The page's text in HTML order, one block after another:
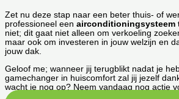
Zet nu deze stap naar een beter thuis- of
professioneel een airconditioningsysteem
niet; dit gaat niet alleen om verkoeling
maar ook om investeren in jouw welzijn en
jouw dak.
Geloof me; wanneer jij terugblikt nadat je
gamechanger in huiscomfort zal jij jezelf
wacht je nog op? Neem vandaag nog actie